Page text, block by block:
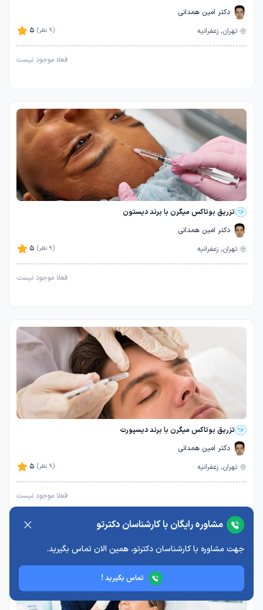
مشاوره رایگان با کارشناسان دکترتو
جهت مشاوره با کارشناسان دکترتو، همین الان تماس بگیرید.
تماس بگیرید !
دکتر امین همدانی
5
(9 نظر) تهران, زعفرانیه
فعلا موجود نیست
تزریق بوتاکس میگرن با برند دیستون
دکتر امین همدانی
5
(9 نظر) تهران, زعفرانیه
فعلا موجود نیست
تزریق بوتاکس میگرن با برند دیسپورت
دکتر امین همدانی
5
(9 نظر) تهران, زعفرانیه
فعلا موجود نیست